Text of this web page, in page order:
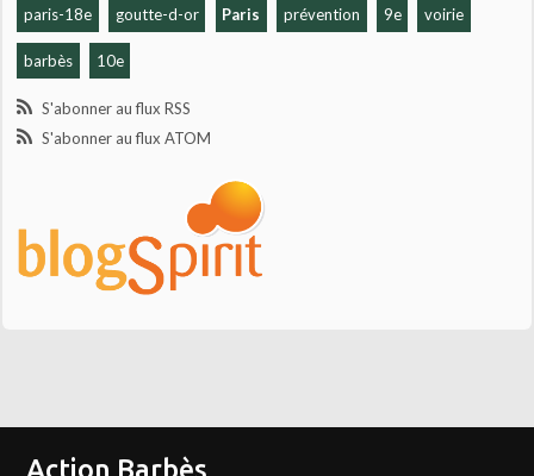
paris-18e goutte-d-or Paris prévention 9e voirie
barbès 10e
S'abonner au flux RSS
S'abonner au flux ATOM
Action Barbès